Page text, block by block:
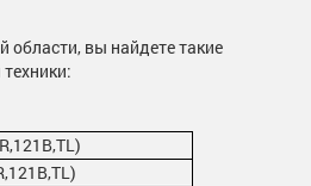
области, вы найдете такие